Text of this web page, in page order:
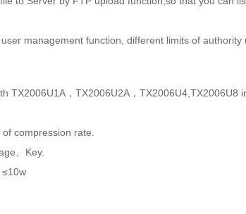
management function, different limits of authority
TX2006U1A，TX2006U2A，TX2006U4,TX2006U8
compression rate.
、Key.